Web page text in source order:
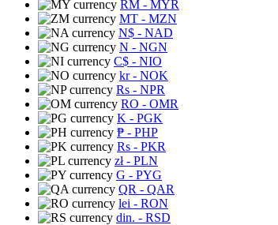
RM - MYR
MT - MZN
N$ - NAD
N - NGN
C$ - NIO
kr- NOK
Rs - NPR
RO - OMR
K - PGK
₱ - PHP
Rs - PKR
zł- PLN
G - PYG
QR - QAR
lei - RON
din. - RSD